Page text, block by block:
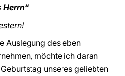
Herrn“
Auslegung des eben
möchte ich daran
unseres geliebten